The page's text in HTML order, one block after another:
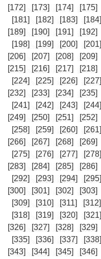
[172]
[173] [174] [175]
[181]
[182] [183] [184]
[189]
[190] [191] [192]
[198]
[199] [200] [201]
[206]
[207] [208] [209]
[215]
[216] [217] [218]
[224]
[225] [226] [227]
[232]
[233] [234] [235]
[241]
[242] [243] [244]
[249]
[250] [251] [252]
[258]
[259] [260] [261]
[266]
[267] [268] [269]
[275]
[276] [277] [278]
[283]
[284] [285] [286]
[292]
[293] [294] [295]
[300]
[301] [302] [303]
[309]
[310] [311] [312]
[318]
[319] [320] [321]
[326]
[327] [328] [329]
[335]
[336] [337] [338]
[343]
[344] [345] [346]